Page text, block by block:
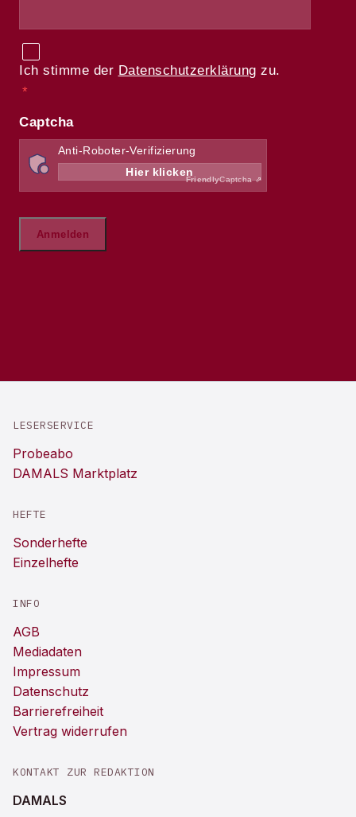
LESERSERVICE
Probeabo
DAMALS Marktplatz
HEFTE
Sonderhefte
Einzelhefte
INFO
AGB
Mediadaten
Impressum
Datenschutz
Barrierefreiheit
Vertrag widerrufen
KONTAKT ZUR REDAKTION
DAMALS